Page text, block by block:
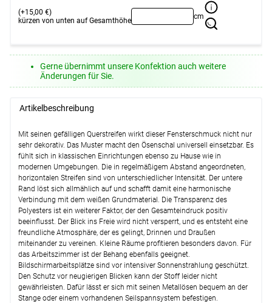
Weiter
(+15,00 €)
kürzen von unten auf Gesamthöhe
cm
Gerne übernimmt unsere Konfektion auch weitere
Änderungen für Sie.
Artikelbeschreibung
Mit seinen gefälligen Querstreifen wirkt dieser Fensterschmuck nicht nur
sehr dekorativ. Das Muster macht den Ösenschal universell einsetzbar. Es
fühlt sich in klassischen Einrichtungen ebenso zu Hause wie in
modernen Umgebungen. Die in regelmäßigem Abstand angeordneten,
horizontalen Streifen sind von unterschiedlicher Intensität. Der untere
Rand löst sich allmählich auf und schafft damit eine harmonische
Verbindung mit dem weißen Grundmaterial. Die Transparenz des
Polyesters ist ein weiterer Faktor, der den Gesamteindruck positiv
beeinflusst. Der Blick ins Freie wird nicht versperrt, und es entsteht eine
freundliche Atmosphäre, der es gelingt, Drinnen und Draußen
miteinander zu vereinen. Kleine Räume profitieren besonders davon. Für
das Arbeitszimmer ist der Behang ebenfalls geeignet.
Bildschirmarbeitsplätze sind vor intensiver Sonnenstrahlung geschützt.
Den Schutz vor neugierigen Blicken kann der Stoff leider nicht
gewährleisten. Dafür lässt er sich mit seinen Metallösen bequem an der
Stange oder einem vorhandenen Seilspannsystem befestigen.